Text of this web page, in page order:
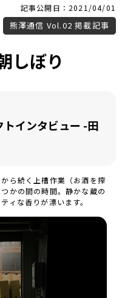
記事公開日：2021/04/01
熊澤通信 Vol.02 掲載記事
しぼり
インタビュー -田
ら続く上槽作業（お酒を搾
かの間の時間。静かな蔵の
ィな香りが漂います。